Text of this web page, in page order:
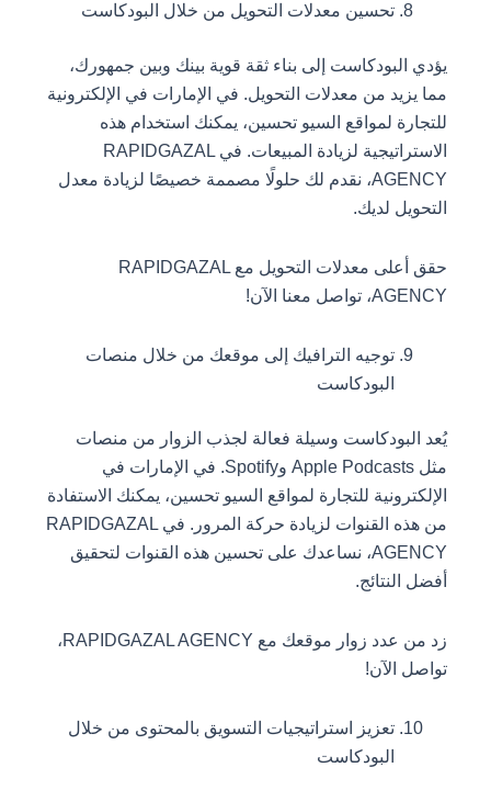
تحسين معدلات التحويل من خلال البودكاست
يؤدي البودكاست إلى بناء ثقة قوية بينك وبين جمهورك،
مما يزيد من معدلات التحويل. في الإمارات في الإلكترونية
للتجارة لمواقع السيو تحسين، يمكنك استخدام هذه
الاستراتيجية لزيادة المبيعات. في RAPIDGAZAL
AGENCY، نقدم لك حلولًا مصممة خصيصًا لزيادة معدل
التحويل لديك.
حقق أعلى معدلات التحويل مع RAPIDGAZAL
AGENCY، تواصل معنا الآن!
توجيه الترافيك إلى موقعك من خلال منصات
البودكاست
يُعد البودكاست وسيلة فعالة لجذب الزوار من منصات
مثل Apple Podcasts وSpotify. في الإمارات في
الإلكترونية للتجارة لمواقع السيو تحسين، يمكنك الاستفادة
من هذه القنوات لزيادة حركة المرور. في RAPIDGAZAL
AGENCY، نساعدك على تحسين هذه القنوات لتحقيق
أفضل النتائج.
زد من عدد زوار موقعك مع RAPIDGAZAL AGENCY،
تواصل الآن!
تعزيز استراتيجيات التسويق بالمحتوى من خلال
البودكاست